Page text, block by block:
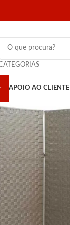
APOIO AO CLIENTE